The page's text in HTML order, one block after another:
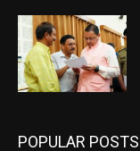
POPULAR POSTS